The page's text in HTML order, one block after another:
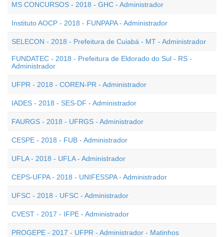
MS CONCURSOS - 2018 - GHC - Administrador
Instituto AOCP - 2018 - FUNPAPA - Administrador
SELECON - 2018 - Prefeitura de Cuiabá - MT - Administrador
FUNDATEC - 2018 - Prefeitura de Eldorado do Sul - RS -
Administrador
UFPR - 2018 - COREN-PR - Administrador
IADES - 2018 - SES-DF - Administrador
FAURGS - 2018 - UFRGS - Administrador
CESPE - 2018 - FUB - Administrador
UFLA - 2018 - UFLA - Administrador
CEPS-UFPA - 2018 - UNIFESSPA - Administrador
UFSC - 2018 - UFSC - Administrador
CVEST - 2017 - IFPE - Administrador
PROGEPE - 2017 - UFPR - Administrador - Matinhos